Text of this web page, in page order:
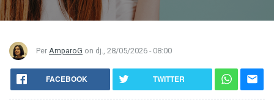
Per AmparoG on dj., 28/05/2026 - 08:00
FACEBOOK TWITTER